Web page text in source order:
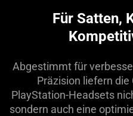
Für Satten,
Abgestimmt für
Präzision liefern die
PlayStation-Headsets
sondern auch eine